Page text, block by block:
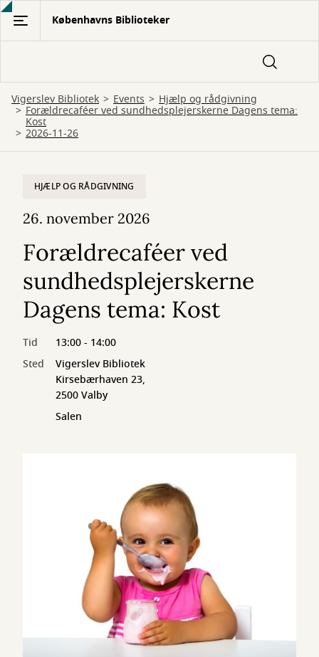
Gå
hovedindhold
Københavns Biblioteker
Vigerslev Bibliotek Events Hjælp og rådgivning
Forældrecaféer ved sundhedsplejerskerne Dagens tema:
Kost
2026-11-26
HJÆLP OG RÅDGIVNING
26. november 2026
Forældrecaféer ved
sundhedsplejerskerne
Dagens tema: Kost
Tid
13:00 - 14:00
Sted
Vigerslev Bibliotek
Kirsebærhaven 23,
2500 Valby
Salen